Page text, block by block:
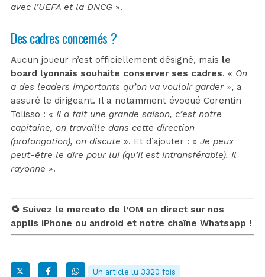
avec l’UEFA et la DNCG ».
Des cadres concernés ?
Aucun joueur n’est officiellement désigné, mais le
board lyonnais souhaite conserver ses cadres. « On
a des leaders importants qu’on va vouloir garder », a
assuré le dirigeant. Il a notamment évoqué Corentin
Tolisso : « Il a fait une grande saison, c’est notre
capitaine, on travaille dans cette direction
(prolongation), on discute ». Et d’ajouter : « Je peux
peut-être le dire pour lui (qu’il est intransférable). Il
rayonne ».
🔁 Suivez le mercato de l’OM en direct sur nos
applis iPhone ou android et notre chaîne Whatsapp !
Un article lu 3320 fois